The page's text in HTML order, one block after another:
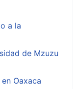
a la
de Mzuzu
Oaxaca